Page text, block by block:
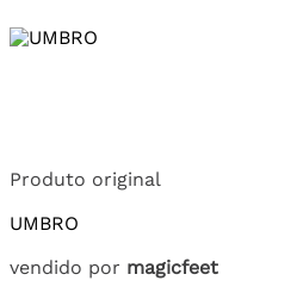
Produto original
UMBRO
vendido por magicfeet